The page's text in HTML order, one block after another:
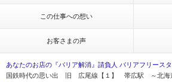
この仕事への想い
お客さまの声
あなたのお店の『バリア解消』請負人 バリアフリース
国鉄時代の思い出 旧 広尾線【１】 帯広駅 ～北海